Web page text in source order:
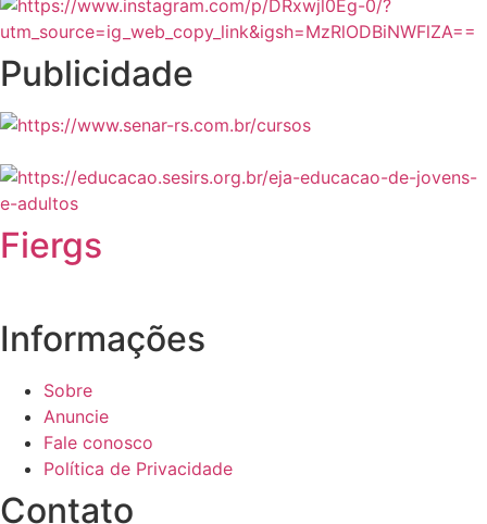
Publicidade
Fiergs
Informações
Sobre
Anuncie
Fale conosco
Política de Privacidade
Contato